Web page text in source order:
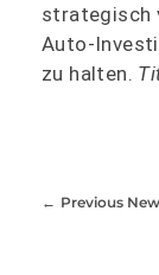
strategisch
Auto-
zu halten.
Previous